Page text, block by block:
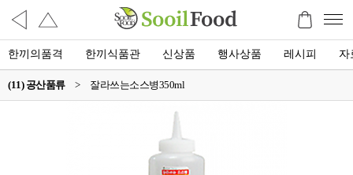
한끼의품격 한끼식품관 신상품 행사상품 레시피 자
(11) 공산품류 > 잘라쓰는소스병350ml